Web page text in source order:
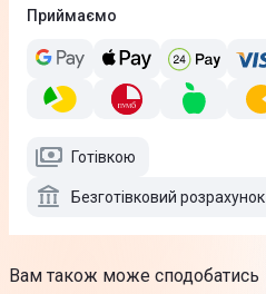
Приймаємо
Готівкою
Безготівковий розрахунок
Вам також може сподобатись